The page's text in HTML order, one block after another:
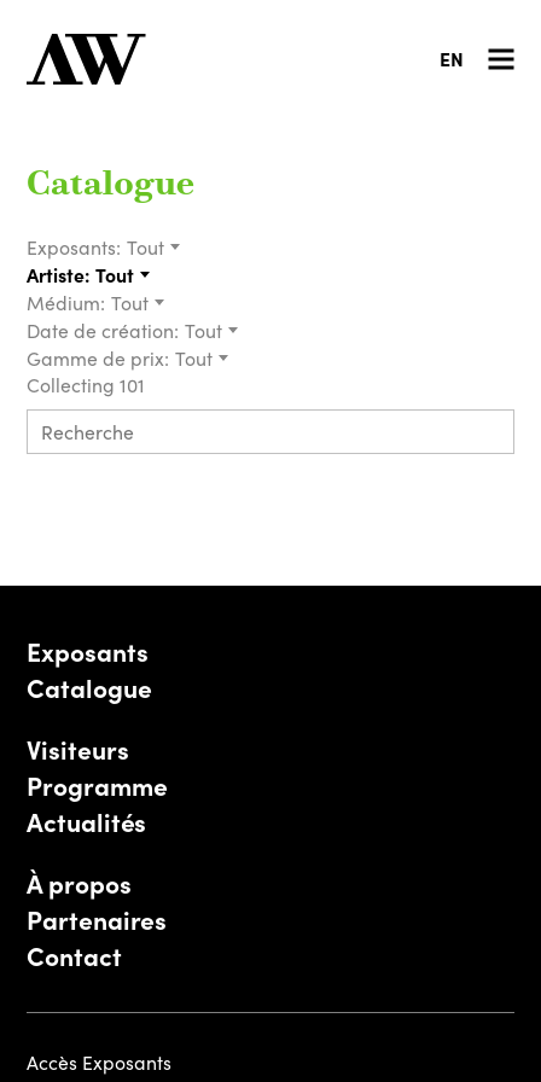
EN
Catalogue
Exposants: Tout
Artiste: Tout
Médium: Tout
Date de création: Tout
Gamme de prix: Tout
Collecting 101
Exposants
Catalogue
Visiteurs
Programme
Actualités
À propos
Partenaires
Contact
Accès Exposants